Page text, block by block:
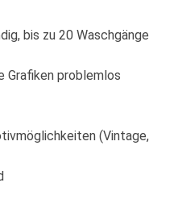
bis zu 20 Waschgänge
Grafiken problemlos
(Vintage,